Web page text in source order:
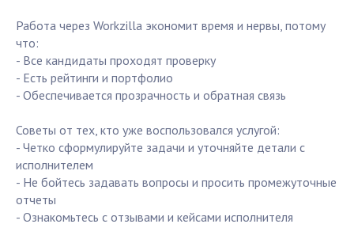
Работа через Workzilla экономит время и нервы, потому
что:
- Все кандидаты проходят проверку
- Есть рейтинги и портфолио
- Обеспечивается прозрачность и обратная связь
Советы от тех, кто уже воспользовался услугой:
- Четко сформулируйте задачи и уточняйте детали с
исполнителем
- Не бойтесь задавать вопросы и просить промежуточные
отчеты
- Ознакомьтесь с отзывами и кейсами исполнителя